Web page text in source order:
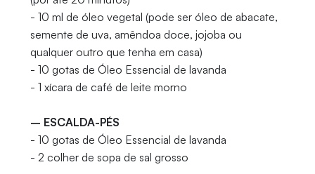
- 10 ml de óleo vegetal (pode ser óleo de abacate,
semente de uva, amêndoa doce, jojoba ou
qualquer outro que tenha em casa)
- 10 gotas de Óleo Essencial de lavanda
- 1 xícara de café de leite morno
– ESCALDA-PÉS
- 10 gotas de Óleo Essencial de lavanda
- 2 colher de sopa de sal grosso